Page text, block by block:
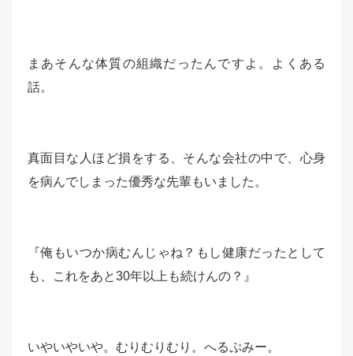
まあそんな体質の組織だったんですよ。よくある
話。
真面目な人ほど損をする、そんな会社の中で、心身
を病んでしまった優秀な先輩もいました。
『俺もいつか病むんじゃね？もし健康だったとして
も、これをあと30年以上も続けんの？』
いやいやいや。むりむりむり。へるぷみー。